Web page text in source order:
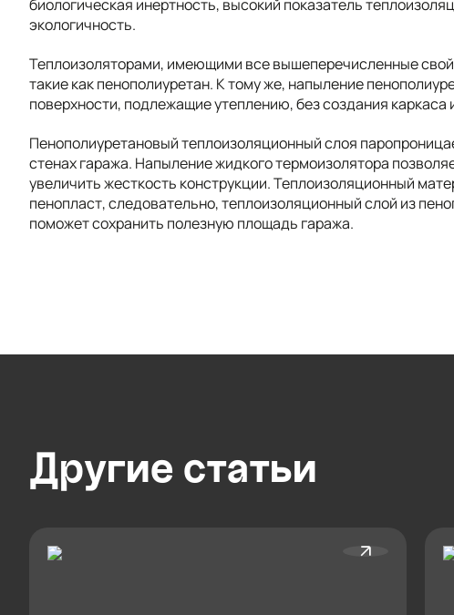
биологическая инертность, высокий показатель
экологичность.
Теплоизоляторами, имеющими все вышеперечисленные
такие как пенополиуретан. К тому же, напыление
поверхности, подлежащие утеплению, без создания
Пенополиуретановый теплоизоляционный слоя
стенах гаража. Напыление жидкого термоизолятора
увеличить жесткость конструкции. Теплоизоляционный
пенопласт, следовательно, теплоизоляционный слой из
поможет сохранить полезную площадь гаража.
Другие статьи